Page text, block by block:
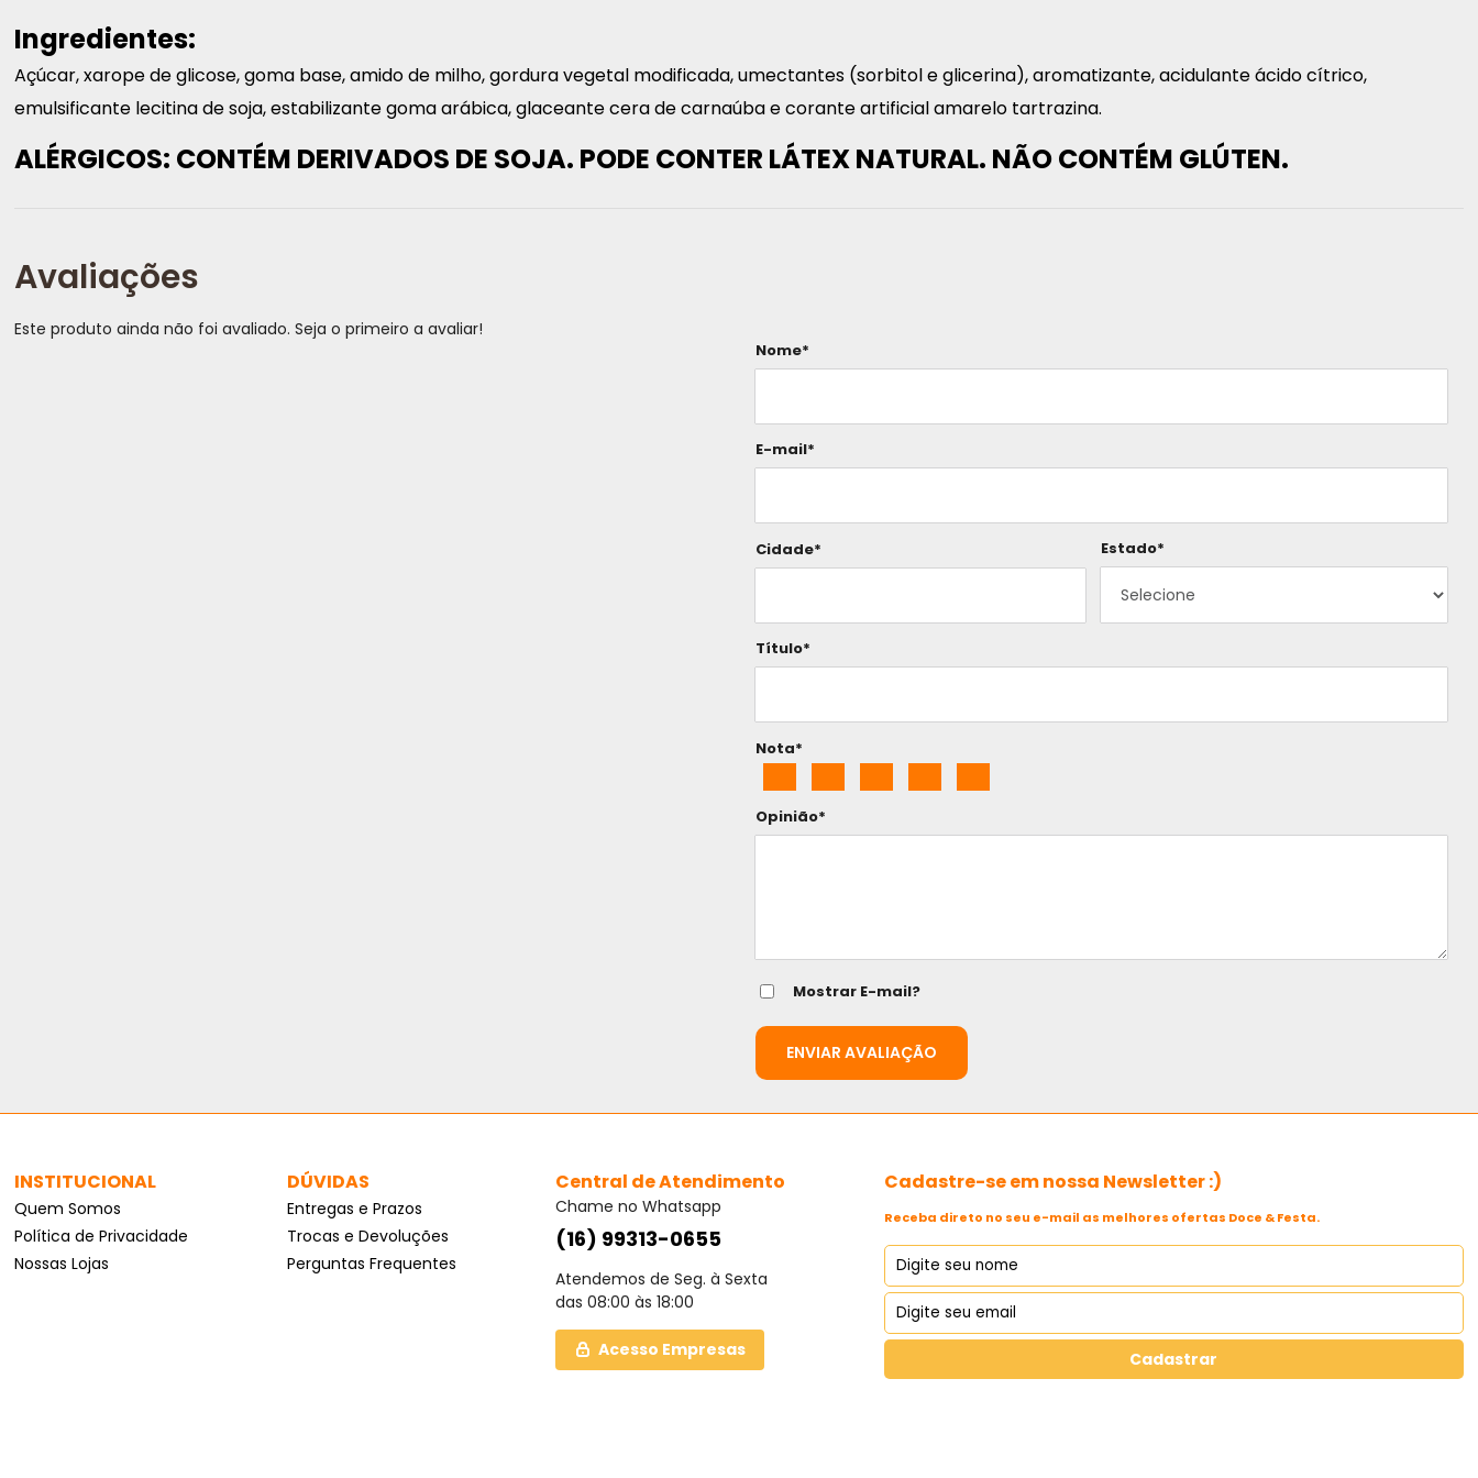
Ingredientes:
Açúcar, xarope de glicose, goma base, amido de milho, gordura vegetal modificada, umectantes (sorbitol e glicerina), aromatizante, acidulante ácido cítrico,
emulsificante lecitina de soja, estabilizante goma arábica, glaceante cera de carnaúba e corante artificial amarelo tartrazina.
ALÉRGICOS: CONTÉM DERIVADOS DE SOJA. PODE CONTER LÁTEX NATURAL. NÃO CONTÉM GLÚTEN.
Avaliações
Este produto ainda não foi avaliado. Seja o primeiro a avaliar!
Nome*
E-mail*
Cidade* Estado*
Título*
Nota*
Opinião*
Mostrar E-mail?
ENVIAR AVALIAÇÃO
INSTITUCIONAL
Quem Somos
Política de Privacidade
Nossas Lojas
DÚVIDAS
Entregas e Prazos
Trocas e Devoluções
Perguntas Frequentes
Central de Atendimento
Chame no Whatsapp
(16) 99313-0655
Atendemos de Seg. à Sexta
das 08:00 às 18:00
Acesso Empresas
Cadastre-se em nossa Newsletter :)
Receba direto no seu e-mail as melhores ofertas Doce & Festa.
Cadastrar